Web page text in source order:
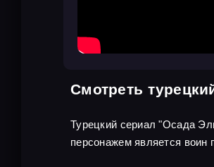
Смотреть
Турецкий сериал "Осада
персонажем является